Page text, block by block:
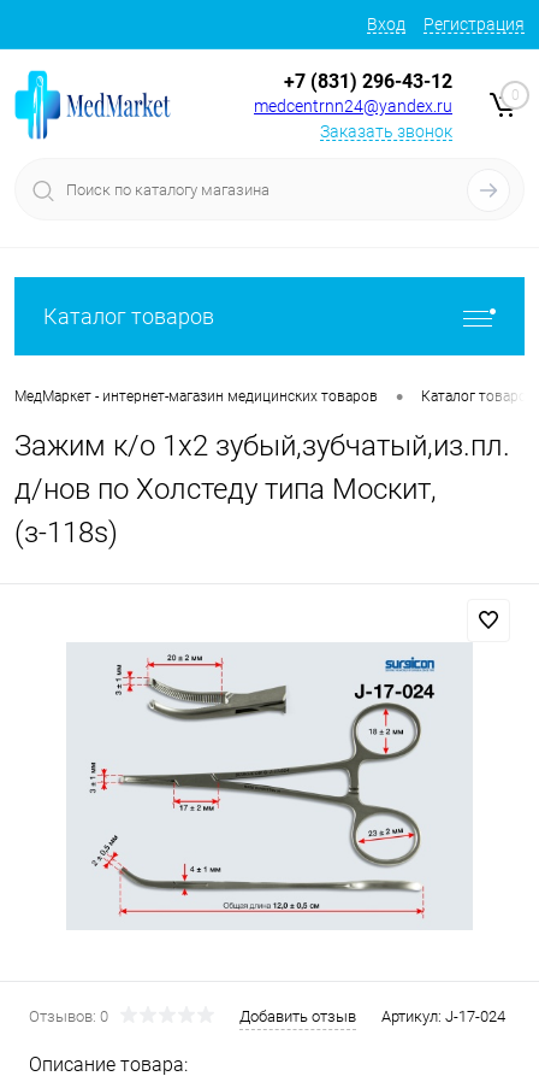
Вход Регистрация
+7 (831) 296-43-12
medcentrnn24@yandex.ru
Заказать звонок
0
Каталог товаров
МедМаркет - интернет-магазин медицинских товаров • Каталог товаров
Зажим к/о 1х2 зубый,зубчатый,из.пл.
д/нов по Холстеду типа Москит,
(з-118s)
Отзывов: 0 Добавить отзыв Артикул: J-17-024
Описание товара: